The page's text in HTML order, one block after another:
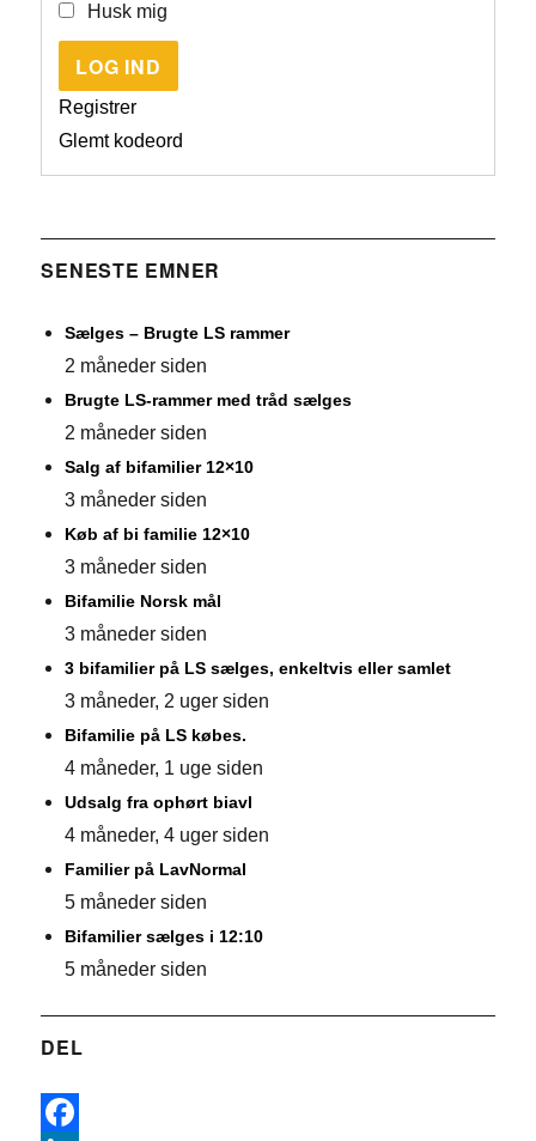
Husk mig
LOG IND
Registrer
Glemt kodeord
SENESTE EMNER
Sælges – Brugte LS rammer
2 måneder siden
Brugte LS-rammer med tråd sælges
2 måneder siden
Salg af bifamilier 12×10
3 måneder siden
Køb af bi familie 12×10
3 måneder siden
Bifamilie Norsk mål
3 måneder siden
3 bifamilier på LS sælges, enkeltvis eller samlet
3 måneder, 2 uger siden
Bifamilie på LS købes.
4 måneder, 1 uge siden
Udsalg fra ophørt biavl
4 måneder, 4 uger siden
Familier på LavNormal
5 måneder siden
Bifamilier sælges i 12:10
5 måneder siden
DEL